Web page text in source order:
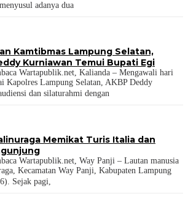
adanya dua
Kamtibmas Lampung Selatan,
Kurniawan Temui Bupati Egi
Wartapublik.net, Kalianda – Mengawali hari
Kapolres Lampung Selatan, AKBP Deddy
dan silaturahmi dengan
Memikat Turis Italia dan
Wartapublik.net, Way Panji – Lautan manusia
Kecamatan Way Panji, Kabupaten Lampung
Sejak pagi,